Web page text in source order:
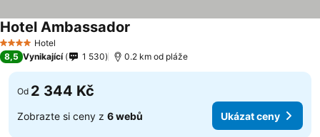
4 Počet hvězdiček
Hotel
Hotel Ambassador
8,5 Vynikající 1 530 0.2 km od pláže
Od 2 344 Kč
Zobrazte si ceny z 6 webů Ukázat ceny